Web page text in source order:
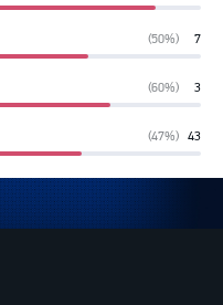
(50%)
7
(60%)
3
(47%) 43